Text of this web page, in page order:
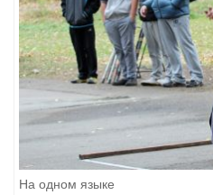
На одном языке